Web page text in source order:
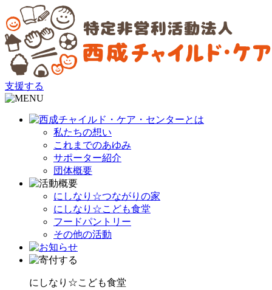
支援する
私たちの想い
これまでのあゆみ
サポーター紹介
団体概要
にしなり☆つながりの家
にしなり☆こども食堂
フードパントリー
その他の活動
にしなり☆こども食堂